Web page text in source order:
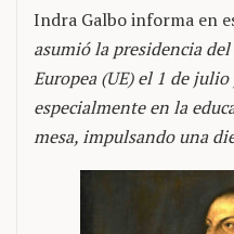
Indra Galbo informa en
asumió la presidencia
Europea (UE) el 1 de
especialmente en la
mesa, impulsando una